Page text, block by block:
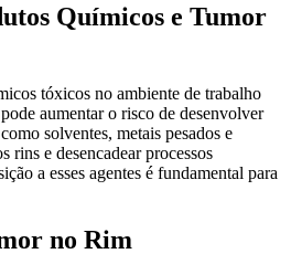
Químicos e Tumor
tóxicos no ambiente de trabalho
aumentar o risco de desenvolver
solventes, metais pesados e
rins e desencadear processos
a esses agentes é fundamental para
no Rim